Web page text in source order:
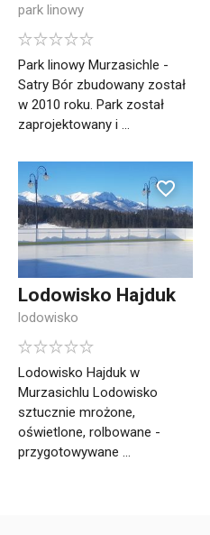
park linowy
Park linowy Murzasichle -
Satry Bór zbudowany został
w 2010 roku. Park został
zaprojektowany i ...
Lodowisko Hajduk
lodowisko
Lodowisko Hajduk w
Murzasichlu Lodowisko
sztucznie mrożone,
oświetlone, rolbowane -
przygotowywane ...